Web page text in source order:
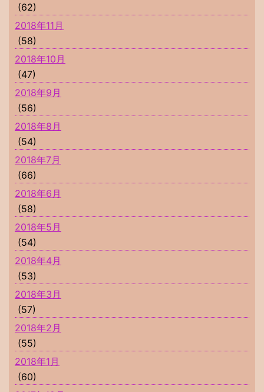
(62)
2018年11月
(58)
2018年10月
(47)
2018年9月
(56)
2018年8月
(54)
2018年7月
(66)
2018年6月
(58)
2018年5月
(54)
2018年4月
(53)
2018年3月
(57)
2018年2月
(55)
2018年1月
(60)